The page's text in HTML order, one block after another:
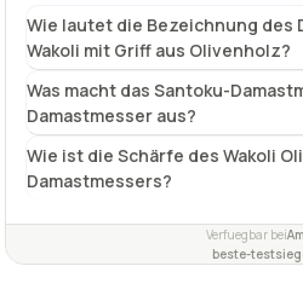
Wie lautet die Bezeichnung des
Wakoli mit Griff aus Olivenholz?
Was macht das Santoku-
Damastmesser aus?
Wie ist die Schärfe des Wakoli
Damastmessers?
Verfuegbar bei
beste-